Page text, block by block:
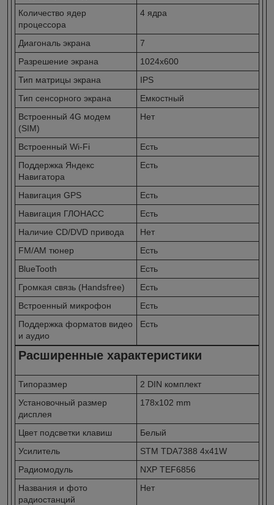
Количество ядер
процессора
4 ядра
Диагональ экрана
7
Разрешение экрана
1024x600
Тип матрицы экрана
IPS
Тип сенсорного экрана
Емкостный
Встроенный 4G модем
(SIM)
Нет
Встроенный Wi-Fi
Есть
Поддержка Яндекс
Навигатора
Есть
Навигация GPS
Есть
Навигация ГЛОНАСС
Есть
Наличие CD/DVD привода
Нет
FM/AM тюнер
Есть
BlueTooth
Есть
Громкая связь (Handsfree)
Есть
Встроенный микрофон
Есть
Поддержка форматов видео
и аудио
Есть
Расширенные характеристики
Типоразмер
2 DIN комплект
Установочный размер
дисплея
178x102 mm
Цвет подсветки клавиш
Белый
Усилитель
STM TDA7388 4x41W
Радиомодуль
NXP TEF6856
Названия и фото
радиостанций
Нет